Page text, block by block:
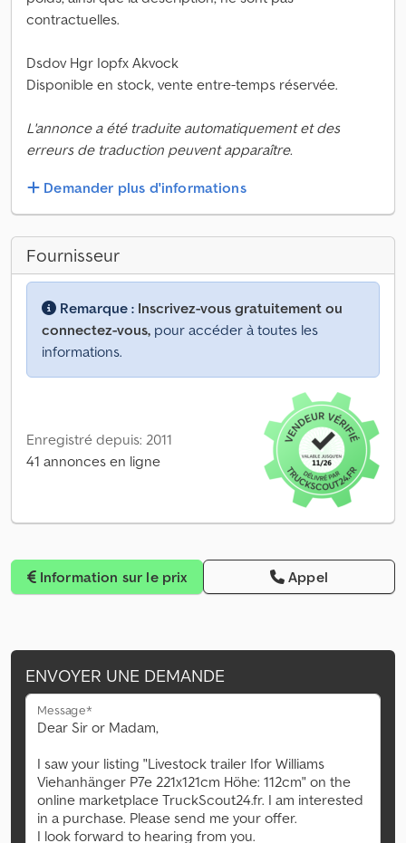
contractuelles.
Dsdov Hgr Iopfx Akvock
Disponible en stock, vente entre-temps réservée.
L'annonce a été traduite automatiquement et des
erreurs de traduction peuvent apparaître.
Demander plus d'informations
Fournisseur
Remarque : Inscrivez-vous gratuitement ou
connectez-vous, pour accéder à toutes les
informations.
Enregistré depuis: 2011
41 annonces en ligne
Information sur le prix Appel
ENVOYER UNE DEMANDE
Message*